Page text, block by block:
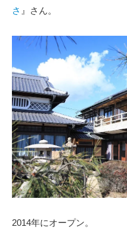
さ 』さん。
2014年にオープン。